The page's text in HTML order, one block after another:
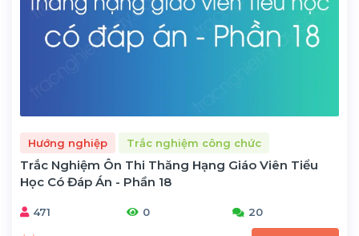
Hướng nghiệp Trắc nghiệm công chức
Trắc Nghiệm Ôn Thi Thăng Hạng Giáo Viên Tiểu
Học Có Đáp Án - Phần 18
471 0 20